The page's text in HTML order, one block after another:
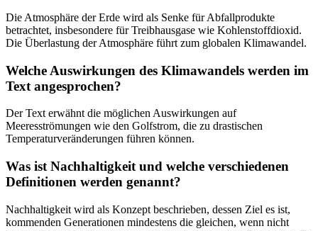
Die Atmosphäre der Erde wird als Senke für Abfallprodukte
betrachtet, insbesondere für Treibhausgase wie Kohlenstoffdioxid.
Die Überlastung der Atmosphäre führt zum globalen Klimawandel.
Welche Auswirkungen des Klimawandels werden im
Text angesprochen?
Der Text erwähnt die möglichen Auswirkungen auf
Meeresströmungen wie den Golfstrom, die zu drastischen
Temperaturveränderungen führen können.
Was ist Nachhaltigkeit und welche verschiedenen
Definitionen werden genannt?
Nachhaltigkeit wird als Konzept beschrieben, dessen Ziel es ist,
kommenden Generationen mindestens die gleichen, wenn nicht